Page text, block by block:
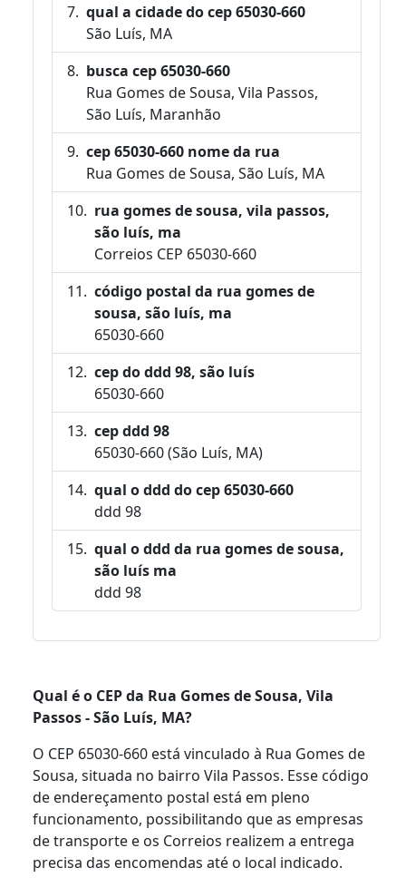
qual a cidade do cep 65030-660
São Luís, MA
busca cep 65030-660
Rua Gomes de Sousa, Vila Passos,
São Luís, Maranhão
cep 65030-660 nome da rua
Rua Gomes de Sousa, São Luís, MA
rua gomes de sousa, vila passos,
são luís, ma
Correios CEP 65030-660
código postal da rua gomes de
sousa, são luís, ma
65030-660
cep do ddd 98, são luís
65030-660
cep ddd 98
65030-660 (São Luís, MA)
qual o ddd do cep 65030-660
ddd 98
qual o ddd da rua gomes de sousa,
são luís ma
ddd 98
Qual é o CEP da Rua Gomes de Sousa, Vila
Passos - São Luís, MA?
O CEP 65030-660 está vinculado à Rua Gomes de
Sousa, situada no bairro Vila Passos. Esse código
de endereçamento postal está em pleno
funcionamento, possibilitando que as empresas
de transporte e os Correios realizem a entrega
precisa das encomendas até o local indicado.